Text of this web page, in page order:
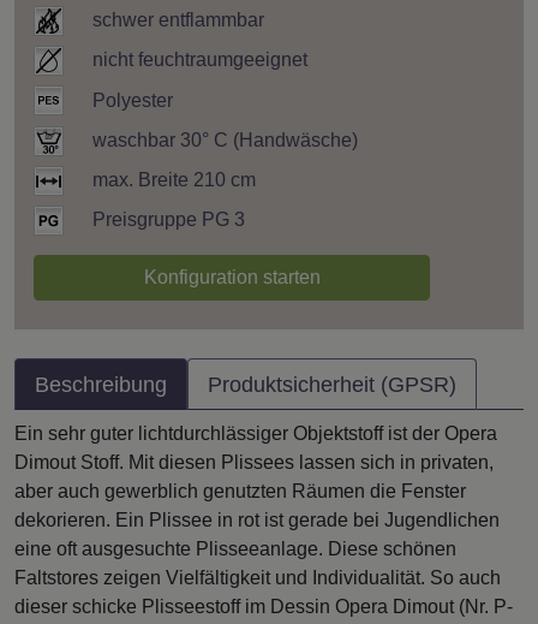
schwer entflammbar
nicht feuchtraumgeeignet
Polyester
waschbar 30° C (Handwäsche)
max. Breite 210 cm
Preisgruppe PG 3
Konfiguration starten
Beschreibung Produktsicherheit (GPSR)
Ein sehr guter lichtdurchlässiger Objektstoff ist der Opera
Dimout Stoff. Mit diesen Plissees lassen sich in privaten,
aber auch gewerblich genutzten Räumen die Fenster
dekorieren. Ein Plissee in rot ist gerade bei Jugendlichen
eine oft ausgesuchte Plisseeanlage. Diese schönen
Faltstores zeigen Vielfältigkeit und Individualität. So auch
dieser schicke Plisseestoff im Dessin Opera Dimout (Nr. P-